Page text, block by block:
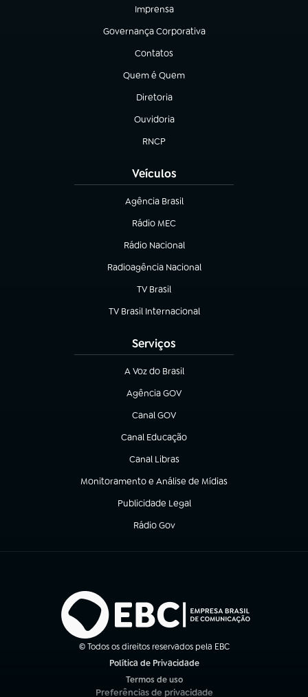
Imprensa
(abre em nova aba)
Governança Corporativa
(abre em nova aba)
Contatos
(abre em nova aba)
Quem é Quem
(abre em nova aba)
Diretoria
(abre em nova aba)
Ouvidoria
(abre em nova aba)
RNCP
(abre em nova aba)
Veículos
Agência Brasil
(abre em nova aba)
Rádio MEC
(abre em nova aba)
Rádio Nacional
Radioagência Nacional
(abre em nova aba)
TV Brasil
(abre em nova aba)
TV Brasil Internacional
(abre em nova aba)
Serviços
A Voz do Brasil
(abre em nova aba)
Agência GOV
(abre em nova aba)
Canal GOV
(abre em nova aba)
Canal Educação
(abre em nova aba)
Canal Libras
(abre em nova aba)
Monitoramento e Análise de Mídias
(abre em nova aba)
Publicidade Legal
(abre em nova aba)
Rádio Gov
(abre em nova aba)
© Todos os direitos reservados pela EBC
Política de Privacidade
Termos de uso
(abre em nova aba)
Preferências de privacidade